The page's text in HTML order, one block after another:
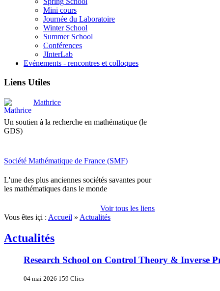
Mini cours
Journée du Laboratoire
Winter School
Summer School
Conférences
JInterLab
Evénements - rencontres et colloques
Liens Utiles
Mathrice
Un soutien à la recherche en mathématique (le
GDS)
Société Mathématique de France (SMF)
L'une des plus anciennes sociétés savantes pour
les mathématiques dans le monde
Voir tous les liens
Vous êtes içi : Accueil » Actualités
Actualités
Research School on Control Theory & Inverse
04 mai 2026 159 Clics